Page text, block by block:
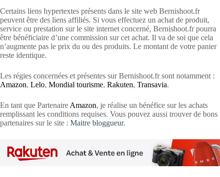
Certains liens hypertextes présents dans le site web Bernishoot.fr
peuvent être des liens affiliés. Si vous effectuez un achat de produit,
service ou prestation sur le site internet concerné, Bernishoot.fr pourra
être bénéficiaire d’une commission sur cet achat. Il va de soi que cela
n’augmente pas le prix du ou des produits. Le montant de votre panier
reste identique.
Les régies concernées et présentes sur Bernishoot.fr sont notamment :
Amazon, Lelo, Mondial tourisme, Rakuten, Transavia.
En tant que Partenaire Amazon, je réalise un bénéfice sur les achats
remplissant les conditions requises. Vous pouvez aussi trouver de bons
partenaires sur le site : Maitre bloggueur.